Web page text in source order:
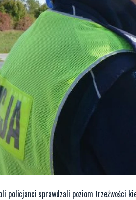
policjanci sprawdzali poziom trzeźwości